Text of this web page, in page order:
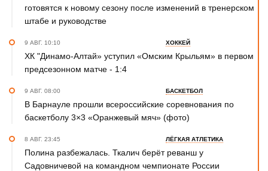
готовятся к новому сезону после изменений в тренерском
штабе и руководстве
9 АВГ. 10:10 ХОККЕЙ
ХК "Динамо-Алтай» уступил «Омским Крыльям» в первом
предсезонном матче - 1:4
9 АВГ. 08:00 БАСКЕТБОЛ
В Барнауле прошли всероссийские соревнования по
баскетболу 3×3 «Оранжевый мяч» (фото)
8 АВГ. 23:45 ЛЁГКАЯ АТЛЕТИКА
Полина разбежалась. Ткалич берёт реванш у
Садовничевой на командном чемпионате России